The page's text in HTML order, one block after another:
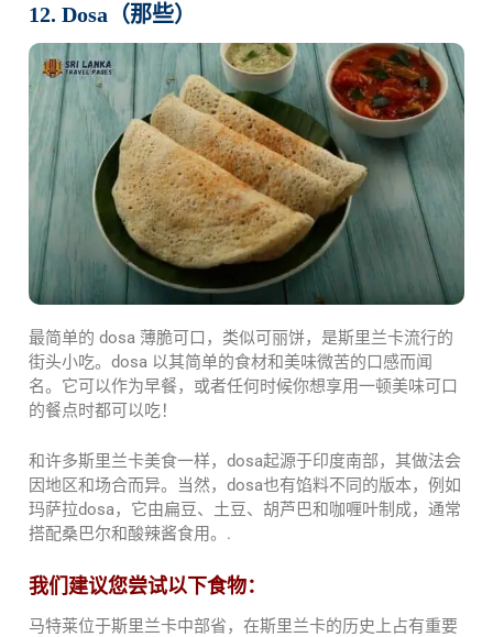
12. Dosa（那些）
最简单的 dosa 薄脆可口，类似可丽饼，是斯里兰卡流行的
街头小吃。dosa 以其简单的食材和美味微苦的口感而闻
名。它可以作为早餐，或者任何时候你想享用一顿美味可口
的餐点时都可以吃！
和许多斯里兰卡美食一样，dosa起源于印度南部，其做法会
因地区和场合而异。当然，dosa也有馅料不同的版本，例如
玛萨拉dosa，它由扁豆、土豆、胡芦巴和咖喱叶制成，通常
搭配桑巴尔和酸辣酱食用。.
我们建议您尝试以下食物：
马特莱位于斯里兰卡中部省，在斯里兰卡的历史上占有重要